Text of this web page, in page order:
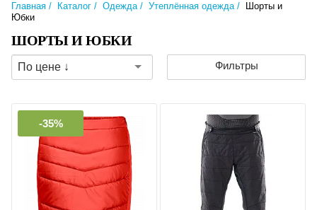
Главная Каталог Одежда Утеплённая одежда
Шорты и
Юбки
ШОРТЫ И ЮБКИ
По цене ↓ Фильтры
-35%